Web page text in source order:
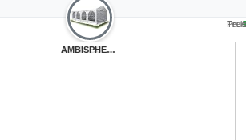
JUMMICO Pavillo...
AMBISPHERE Part...